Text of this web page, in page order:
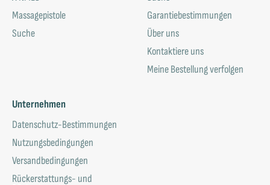
Massagepistole
Suche
Garantiebestimmungen
Über uns
Kontaktiere uns
Meine Bestellung verfolgen
Unternehmen
Datenschutz-Bestimmungen
Nutzungsbedingungen
Versandbedingungen
Rückerstattungs- und